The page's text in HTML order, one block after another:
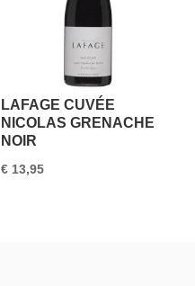
LAFAGE CUVÉE
NICOLAS GRENACHE
NOIR
€ 13,95